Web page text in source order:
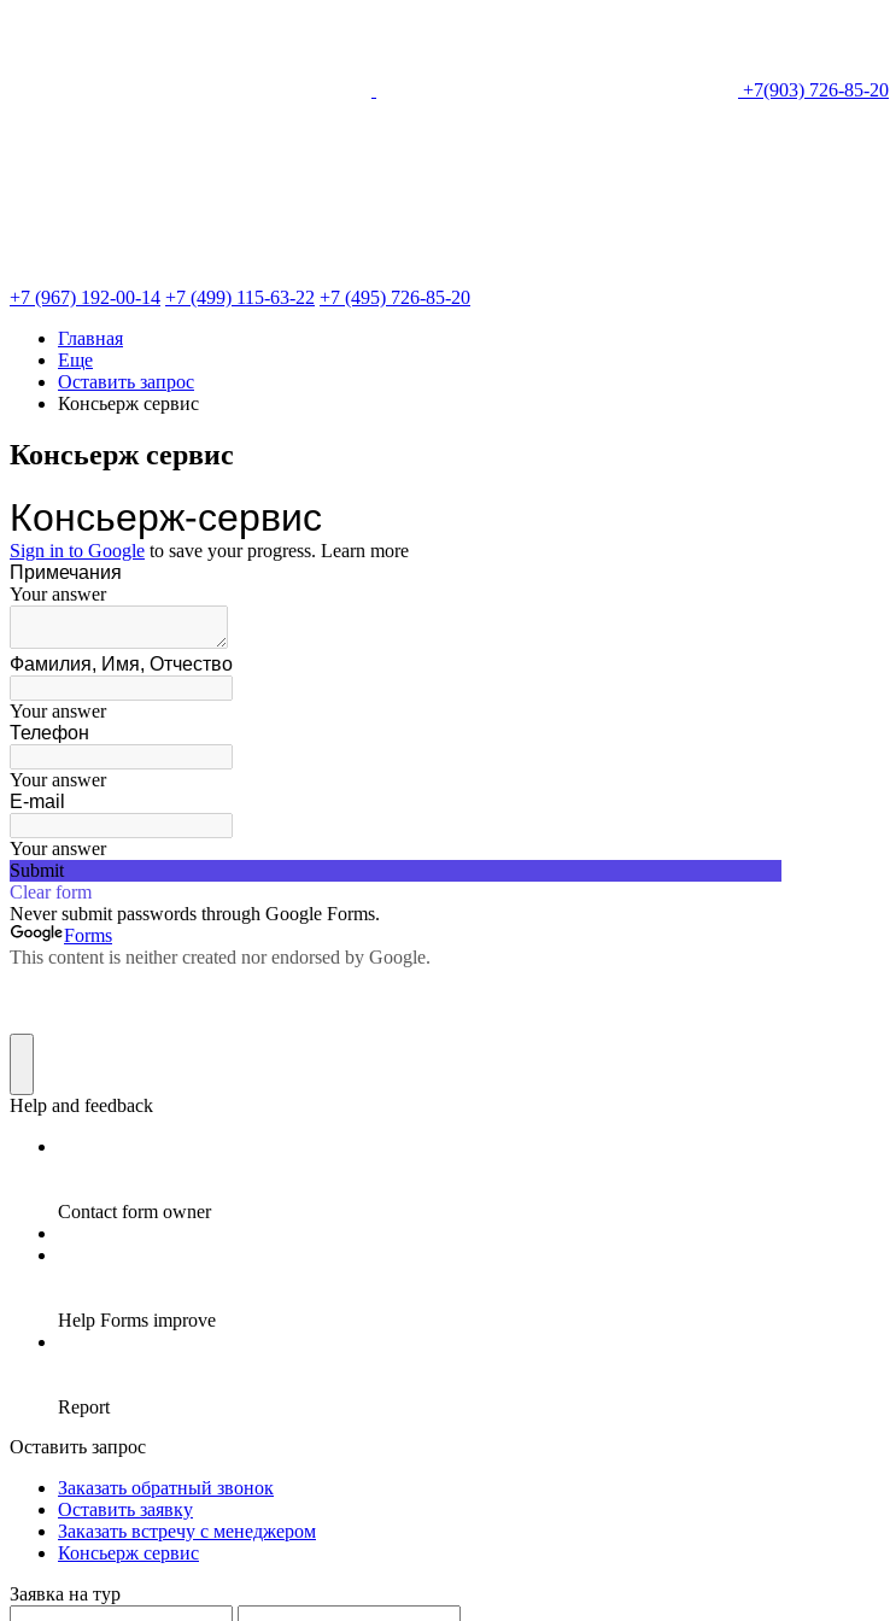
+7(903) 726-85-20
+7 (967) 192-00-14 +7 (499) 115-63-22 +7 (495) 726-85-20
Главная
Еще
Оставить запрос
Консьерж сервис
Консьерж сервис
Оставить запрос
Заказать обратный звонок
Оставить заявку
Заказать встречу с менеджером
Консьерж сервис
Заявка на тур